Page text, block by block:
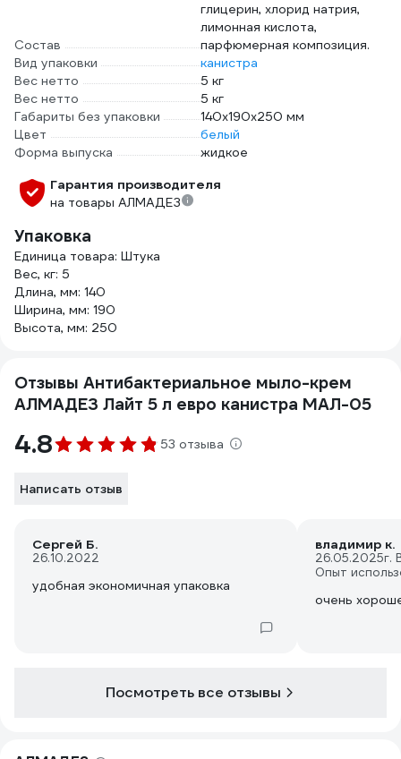
Состав
глицерин, хлорид натрия,
лимонная кислота,
парфюмерная композиция.
Вид упаковки
канистра
Вес нетто
5 кг
Вес нетто
5 кг
Габариты без упаковки
140x190x250 мм
Цвет
белый
Форма выпуска
жидкое
Гарантия производителя
на товары АЛМАДЕЗ
Упаковка
Единица товара: Штука
Вес, кг: 5
Длина, мм: 140
Ширина, мм: 190
Высота, мм: 250
Отзывы Антибактериальное мыло-крем
АЛМАДЕЗ Лайт 5 л евро канистра МАЛ-05
4.8 53 отзыва
Написать отзыв
Сергей Б.
26.10.2022
удобная экономичная упаковка
владимир к.
26.05.2025г.
Опыт
очень
Посмотреть все отзывы